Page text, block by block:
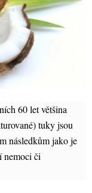
60 let většina
tuky jsou
následkům jako je
nemoci či